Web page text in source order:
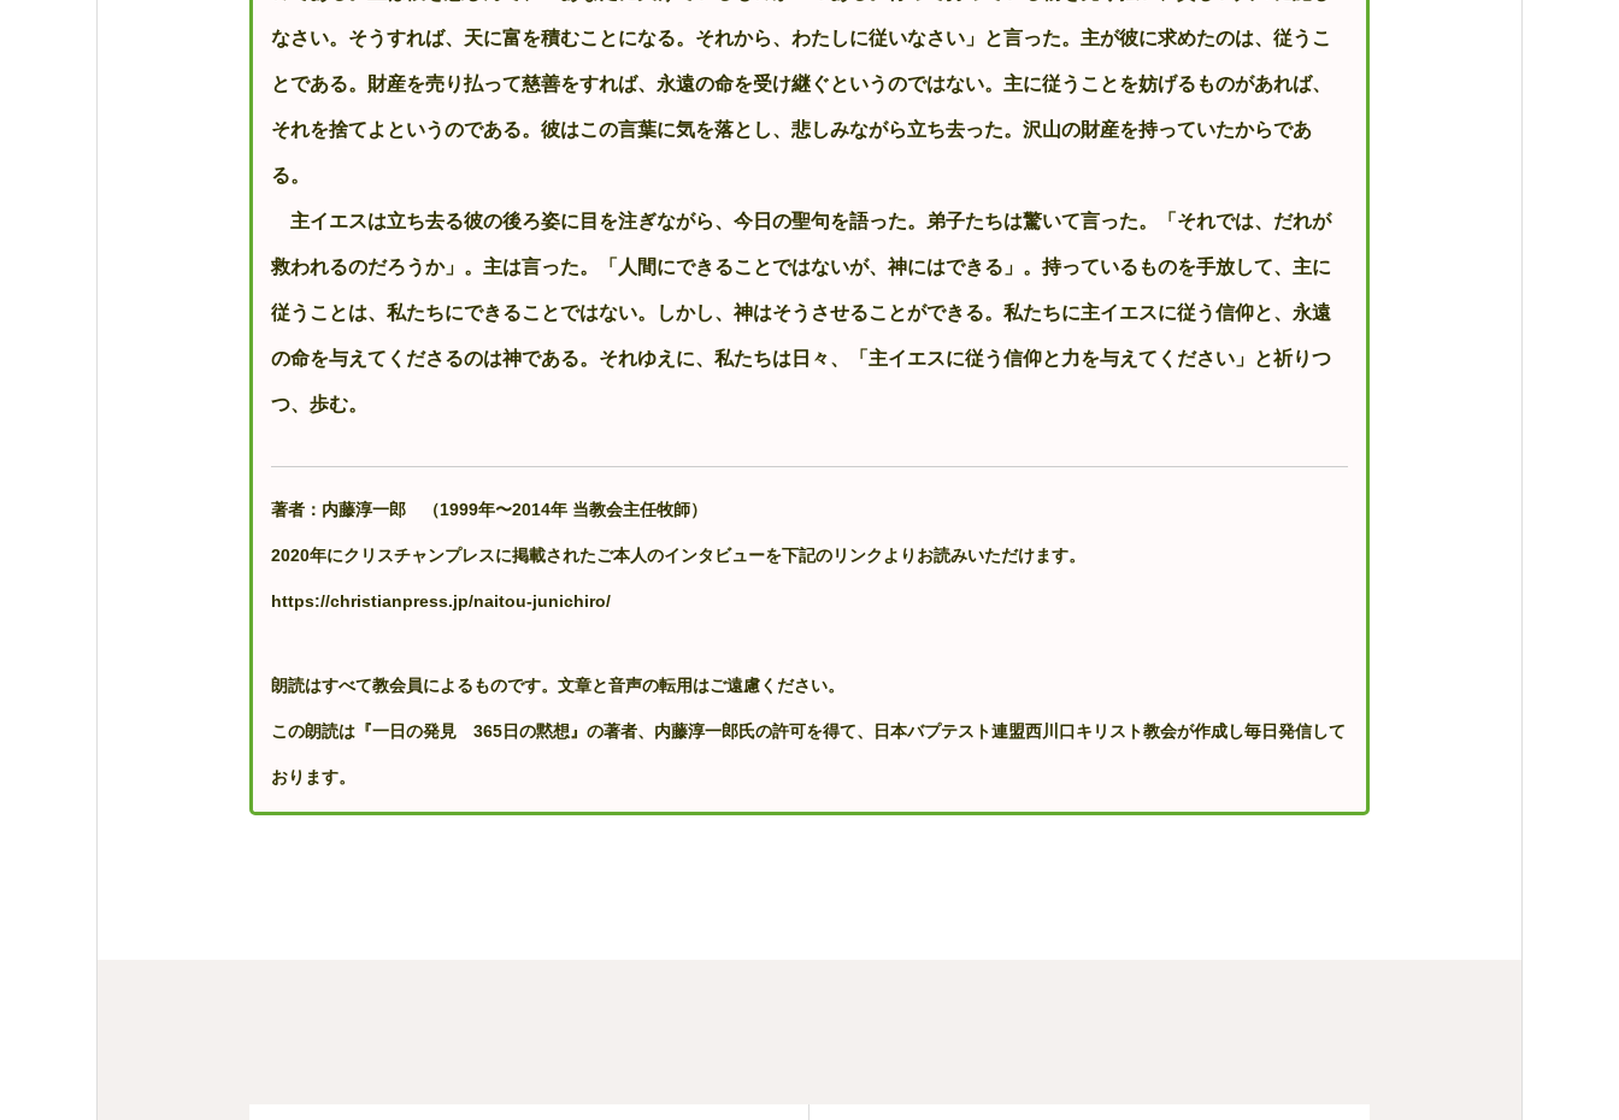
さ
い。
なさい。そうすれば、天に富を積むことになる。それから、わたしに従いなさい」と言った。主が彼に求めたのは、従うこ
とである。財産を売り払って慈善をすれば、永遠の命を受け継ぐというのではない。主に従うことを妨げるものがあれば、
それを捨てよというのである。彼はこの言葉に気を落とし、悲しみながら立ち去った。沢山の財産を持っていたからであ
る。
主イエスは立ち去る彼の後ろ姿に目を注ぎながら、今日の聖句を語った。弟子たちは驚いて言った。「それでは、だれが
救われるのだろうか」。主は言った。「人間にできることではないが、神にはできる」。持っているものを手放して、主に
従うことは、私たちにできることではない。しかし、神はそうさせることができる。私たちに主イエスに従う信仰と、永遠
の命を与えてくださるのは神である。それゆえに、私たちは日々、「主イエスに従う信仰と力を与えてください」と祈りつ
つ、歩む。
著者：内藤淳一郎 （1999年〜2014年 当教会主任牧師）
2020年にクリスチャンプレスに掲載されたご本人のインタビューを下記のリンクよりお読みいただけます。
https://christianpress.jp/naitou-junichiro/
朗読はすべて教会員によるものです。文章と音声の転用はご遠慮ください。
この朗読は『一日の発見 365日の黙想』の著者、内藤淳一郎氏の許可を得て、日本バプテスト連盟西川口キリスト教会が作成し毎日発信して
おります。